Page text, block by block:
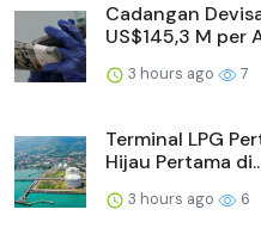
Cadangan
US$145,3 M per
3 hours ago 7
Terminal LPG
Hijau Pertama
3 hours ago 6